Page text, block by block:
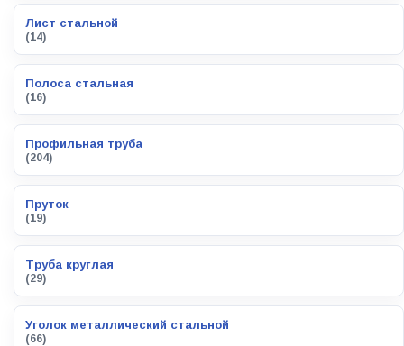
Лист стальной
(14)
Полоса стальная
(16)
Профильная труба
(204)
Пруток
(19)
Труба круглая
(29)
Уголок металлический стальной
(66)